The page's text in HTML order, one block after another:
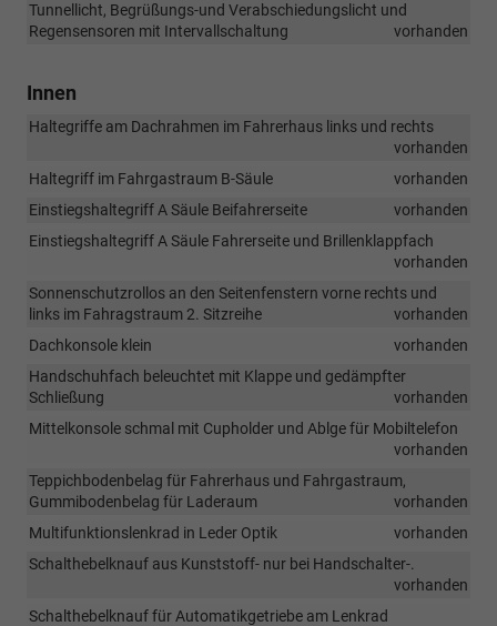
Tunnellicht, Begrüßungs-und Verabschiedungslicht und
Regensensoren mit Intervallschaltung
vorhanden
Innen
Haltegriffe am Dachrahmen im Fahrerhaus links und rechts
vorhanden
Haltegriff im Fahrgastraum B-Säule
vorhanden
Einstiegshaltegriff A Säule Beifahrerseite
vorhanden
Einstiegshaltegriff A Säule Fahrerseite und Brillenklappfach
vorhanden
Sonnenschutzrollos an den Seitenfenstern vorne rechts und
links im Fahragstraum 2. Sitzreihe
vorhanden
Dachkonsole klein
vorhanden
Handschuhfach beleuchtet mit Klappe und gedämpfter
Schließung
vorhanden
Mittelkonsole schmal mit Cupholder und Ablge für Mobiltelefon
vorhanden
Teppichbodenbelag für Fahrerhaus und Fahrgastraum,
Gummibodenbelag für Laderaum
vorhanden
Multifunktionslenkrad in Leder Optik
vorhanden
Schalthebelknauf aus Kunststoff- nur bei Handschalter-.
vorhanden
Schalthebelknauf für Automatikgetriebe am Lenkrad